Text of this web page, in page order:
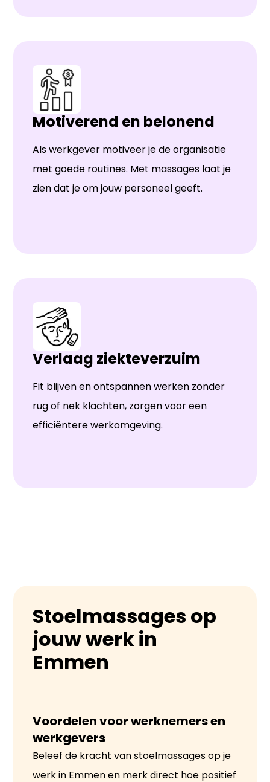
Motiverend en belonend
Als werkgever motiveer je de organisatie
met goede routines. Met massages laat je
zien dat je om jouw personeel geeft.
Verlaag ziekteverzuim
Fit blijven en ontspannen werken zonder
rug of nek klachten, zorgen voor een
efficiëntere werkomgeving.
Stoelmassages op
jouw werk in
Emmen
Voordelen voor werknemers en
werkgevers
Beleef de kracht van stoelmassages op je
werk in Emmen en merk direct hoe positief